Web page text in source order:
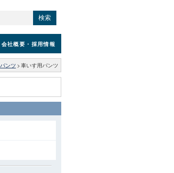
検索
会社概要 ・採用情報
パンツ > 車いす用パンツ